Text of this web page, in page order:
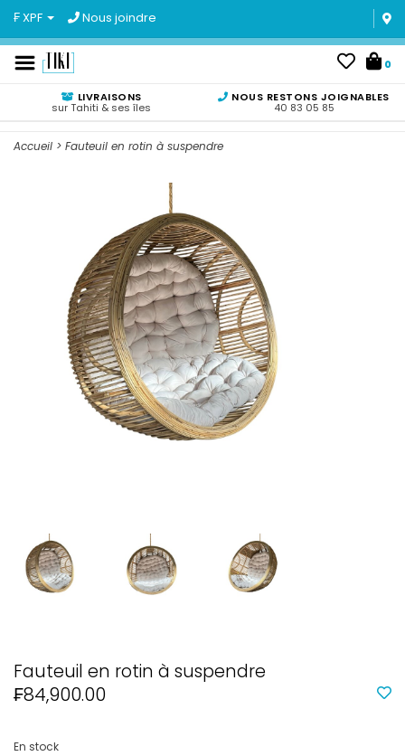
₣ XPF Nous joindre
0
LIVRAISONS
sur Tahiti & ses îles
NOUS RESTONS JOIGNABLES
40 83 05 85
Accueil > Fauteuil en rotin à suspendre
Fauteuil en rotin à suspendre
₣84,900.00
En stock